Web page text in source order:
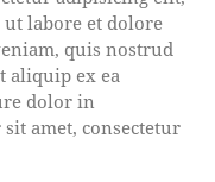
labore et dolore
quis nostrud
aliquip ex ea
dolor in
amet, consectetur